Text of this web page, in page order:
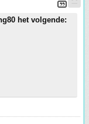
het volgende: